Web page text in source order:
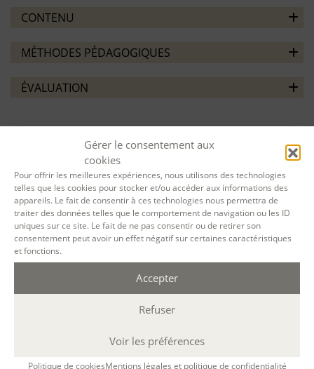
Gérer le consentement aux
cookies
Pour offrir les meilleures expériences, nous utilisons des technologies
telles que les cookies pour stocker et/ou accéder aux informations des
appareils. Le fait de consentir à ces technologies nous permettra de
traiter des données telles que le comportement de navigation ou les ID
uniques sur ce site. Le fait de ne pas consentir ou de retirer son
consentement peut avoir un effet négatif sur certaines caractéristiques
et fonctions.
Accepter
Refuser
Voir les préférences
Politique de cookiesMentions légales et politique de confidentialité
CONTENU
MÉTHODES PÉDAGOGIQUES
ÉVALUATION
VOTRE SESSION :
Écrire les 5 sens au Manoir de Troezel Vras
(Côtes d’Armor)du04 Juil. 2025au08 Juil.
2025àrésidentiel(Durée : 20 h. ; Voir
Désolé, la réservation en ligne pour cette
session de formation est terminée.